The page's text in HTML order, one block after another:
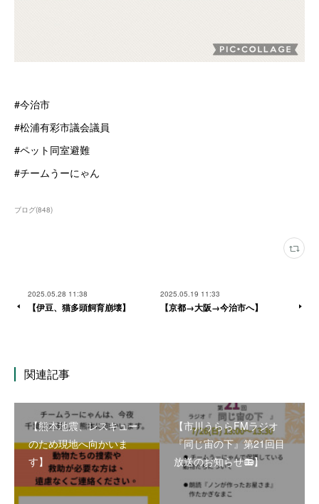
#今治市
#松浦有彩市議会議員
#ペット同室避難
#チームうーにゃん
ブログ(848)
2025.05.28 11:38
【伊豆、猫多頭飼育崩壊】
2025.05.19 11:33
【京都→大阪→今治市へ】
関連記事
【熊本地震、レスキュー
のため現地へ向かいま
す】
【市川うららFMラジオ
『同じ宙の下』第21回目
放送のお知らせ📻】